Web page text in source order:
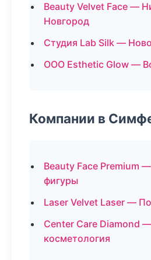
Beauty Velvet Face —
Новгород
Студия Lab Silk —
ООО Esthetic Glow —
Компании в
Beauty Face Premium
фигуры
Laser Velvet Laser —
Center Care Diamond
косметология